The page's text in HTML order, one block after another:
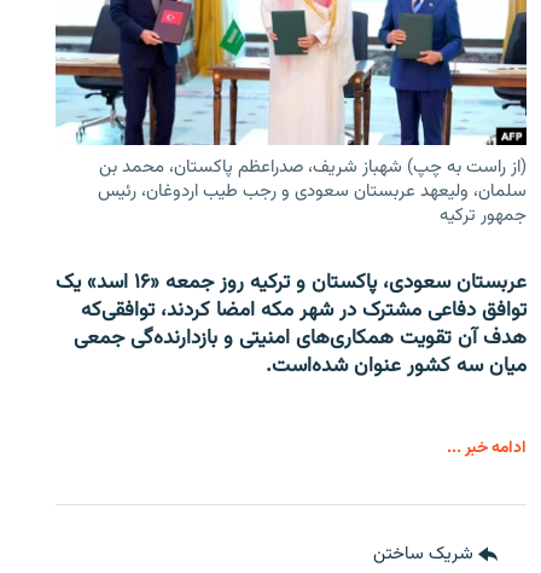
(از راست به چپ) شهباز شریف، صدراعظم پاکستان، محمد بن
سلمان، ولیعهد عربستان سعودی و رجب طیب اردوغان، رئیس
جمهور ترکیه
عربستان سعودی، پاکستان و ترکیه روز جمعه «۱۶ اسد» یک
توافق دفاعی مشترک در شهر مکه امضا کردند، توافقی‌که
هدف آن تقویت همکاری‌های امنیتی و بازدارنده‌گی جمعی
میان سه کشور عنوان شده‌است.
ادامه خبر ...
شریک ساختن